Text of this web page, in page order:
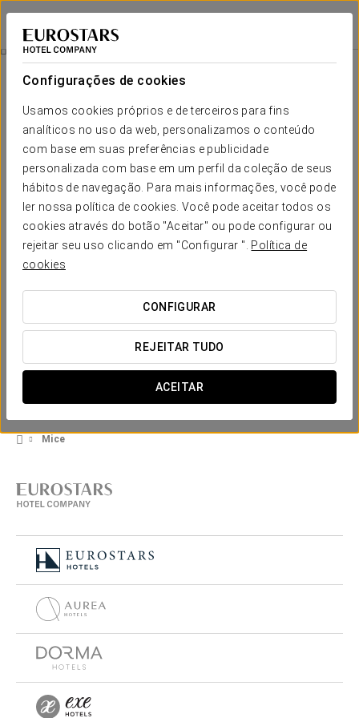
Configurações de cookies
Usamos cookies próprios e de terceiros para fins
analíticos no uso da web, personalizamos o conteúdo
com base em suas preferências e publicidade
personalizada com base em um perfil da coleção de seus
hábitos de navegação. Para mais informações, você pode
ler nossa política de cookies. Você pode aceitar todos os
cookies através do botão "Aceitar" ou pode configurar ou
rejeitar seu uso clicando em "Configurar ". Política de
cookies
CONFIGURAR
REJEITAR TUDO
ACEITAR
Eurostars Oporto
PORTO
Mice
Mice